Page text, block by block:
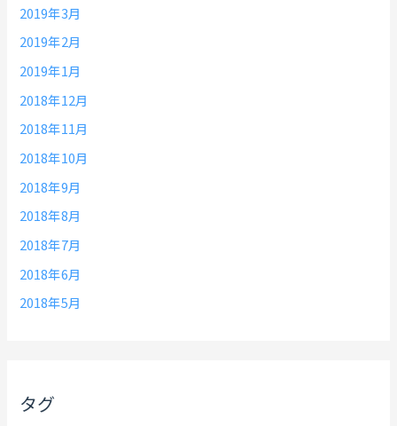
2019年3月
2019年2月
2019年1月
2018年12月
2018年11月
2018年10月
2018年9月
2018年8月
2018年7月
2018年6月
2018年5月
タグ